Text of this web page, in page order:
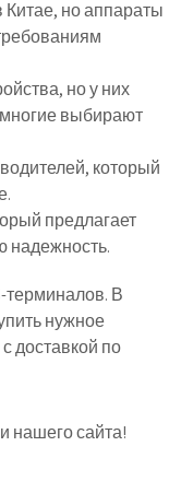
Китае, но аппараты
но у них
выбирают
который
предлагает
надежность.
терминалов. В
нужное
доставкой по
нашего сайта!